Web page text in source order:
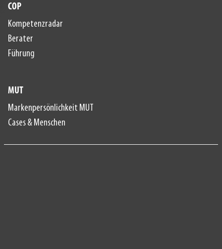
COP
Kompetenzradar
Berater
Führung
MUT
Markenpersönlichkeit MUT
Cases & Menschen